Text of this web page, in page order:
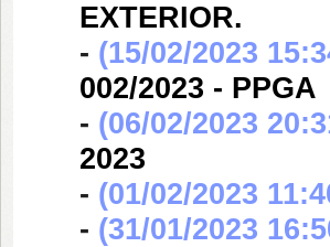
EXTERIOR.
- (15/02/2023
002/2023 - PPGA
- (06/02/2023
2023
- (01/02/2023
- (31/01/2023